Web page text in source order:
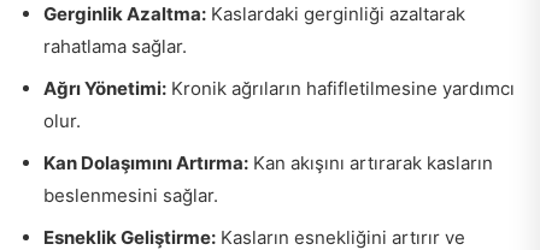
Gerginlik Azaltma: Kaslardaki gerginliği azaltarak
rahatlama sağlar.
Ağrı Yönetimi: Kronik ağrıların hafifletilmesine yardımcı
olur.
Kan Dolaşımını Artırma: Kan akışını artırarak kasların
beslenmesini sağlar.
Esneklik Geliştirme: Kasların esnekliğini artırır ve